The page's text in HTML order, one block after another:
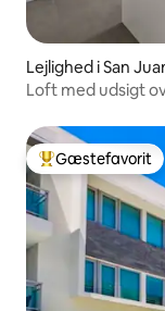
Lejlighed i San
Loft med udsigt
Bedste
Gæstefavorit